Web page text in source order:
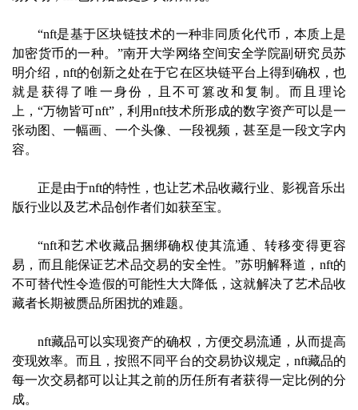
“nft是基于区块链技术的一种非同质化代币，本质上是
加密货币的一种。”南开大学网络空间安全学院副研究员苏
明介绍，nft的创新之处在于它在区块链平台上得到确权，也
就是获得了唯一身份，且不可篡改和复制。而且理论
上，“万物皆可nft”，利用nft技术所形成的数字资产可以是一
张动图、一幅画、一个头像、一段视频，甚至是一段文字内
容。
正是由于nft的特性，也让艺术品收藏行业、影视音乐出
版行业以及艺术品创作者们如获至宝。
“nft和艺术收藏品捆绑确权使其流通、转移变得更容
易，而且能保证艺术品交易的安全性。”苏明解释道，nft的
不可替代性令造假的可能性大大降低，这就解决了艺术品收
藏者长期被赝品所困扰的难题。
nft藏品可以实现资产的确权，方便交易流通，从而提高
变现效率。而且，按照不同平台的交易协议规定，nft藏品的
每一次交易都可以让其之前的历任所有者获得一定比例的分
成。